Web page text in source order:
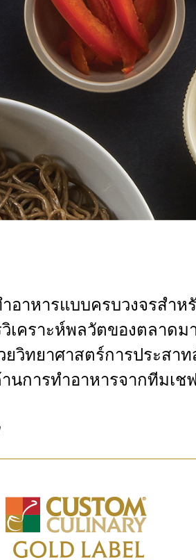
อาหารแบบครบวงจรสำ
คราะห์พลวัตของตลาดม
ทยาศาสตร์การประสา
การทำอาหารจากทีมเช